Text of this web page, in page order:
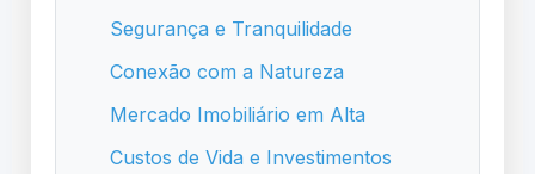
Segurança e Tranquilidade
Conexão com a Natureza
Mercado Imobiliário em Alta
Custos de Vida e Investimentos